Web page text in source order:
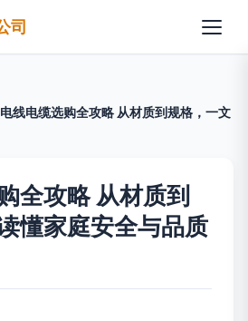
司
电线电缆选购全攻略 从材质到规格，一文
全攻略 从材质到
懂家庭安全与品质